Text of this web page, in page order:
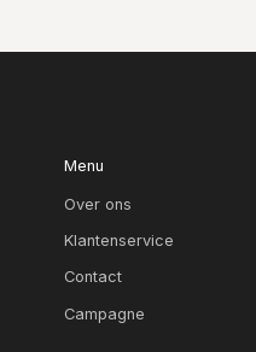
Menu
Over ons
Klantenservice
Contact
Campagne